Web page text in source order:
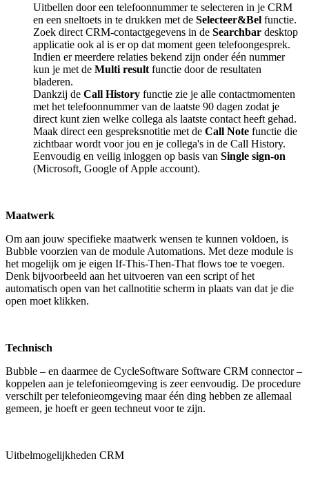
Uitbellen door een telefoonnummer te selecteren in je CRM
en een sneltoets in te drukken met de Selecteer&Bel functie.
Zoek direct CRM-contactgegevens in de Searchbar desktop
applicatie ook al is er op dat moment geen telefoongesprek.
Indien er meerdere relaties bekend zijn onder één nummer
kun je met de Multi result functie door de resultaten
bladeren.
Dankzij de Call History functie zie je alle contactmomenten
met het telefoonnummer van de laatste 90 dagen zodat je
direct kunt zien welke collega als laatste contact heeft gehad.
Maak direct een gespreksnotitie met de Call Note functie die
zichtbaar wordt voor jou en je collega's in de Call History.
Eenvoudig en veilig inloggen op basis van Single sign-on
(Microsoft, Google of Apple account).
Maatwerk
Om aan jouw specifieke maatwerk wensen te kunnen voldoen, is
Bubble voorzien van de module Automations. Met deze module is
het mogelijk om je eigen If-This-Then-That flows toe te voegen.
Denk bijvoorbeeld aan het uitvoeren van een script of het
automatisch open van het callnotitie scherm in plaats van dat je die
open moet klikken.
Technisch
Bubble – en daarmee de CycleSoftware Software CRM connector –
koppelen aan je telefonieomgeving is zeer eenvoudig. De procedure
verschilt per telefonieomgeving maar één ding hebben ze allemaal
gemeen, je hoeft er geen techneut voor te zijn.
Uitbelmogelijkheden CRM